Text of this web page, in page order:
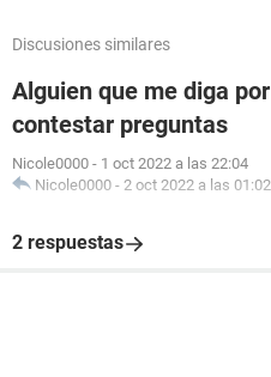
Discusiones similares
Alguien que me diga
contestar preguntas
Nicole0000 - 1 oct 2022 a las 22:04
Nicole0000 - 2 oct 2022 a las 01:02
2 respuestas